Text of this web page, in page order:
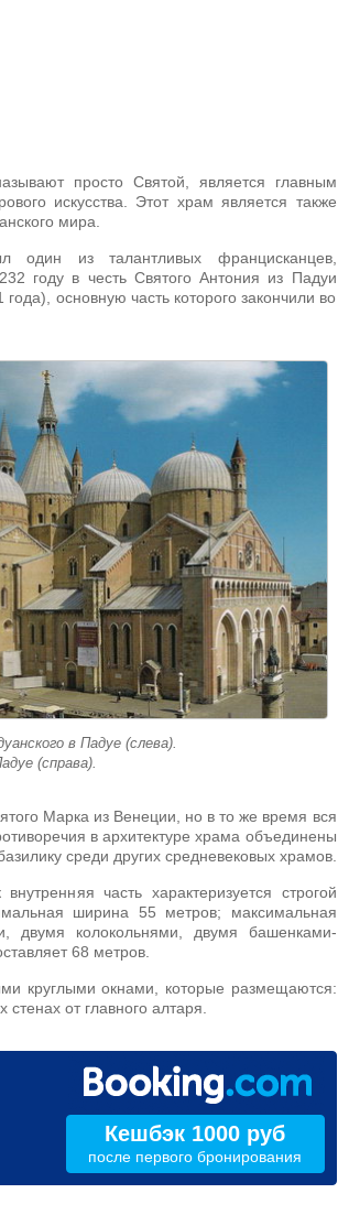
просто Святой, является главным
искусства. Этот храм является также
мира.
один из талантливых францисканцев,
году в честь Святого Антония из Падуи
основную часть которого закончили во
в Падуе (слева).
(справа).
Марка из Венеции, но в то же время вся
в архитектуре храма объединены
среди других средневековых храмов.
часть характеризуется строгой
ширина 55 метров; максимальная
двумя колокольнями, двумя башенками-
68 метров.
круглыми окнами, которые размещаются:
от главного алтаря.
Кешбэк 1000 руб
после первого бронирования